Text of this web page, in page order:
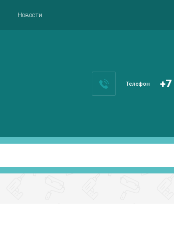
Новости
Телефон